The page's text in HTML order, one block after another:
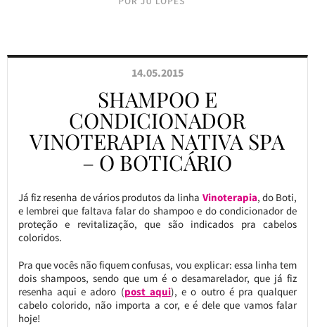
14.05.2015
SHAMPOO E
CONDICIONADOR
VINOTERAPIA NATIVA SPA
– O BOTICÁRIO
Já fiz resenha de vários produtos da linha Vinoterapia, do Boti,
e lembrei que faltava falar do shampoo e do condicionador de
proteção e revitalização, que são indicados pra cabelos
coloridos.
Pra que vocês não fiquem confusas, vou explicar: essa linha tem
dois shampoos, sendo que um é o desamarelador, que já fiz
resenha aqui e adoro (post aqui), e o outro é pra qualquer
cabelo colorido, não importa a cor, e é dele que vamos falar
hoje!